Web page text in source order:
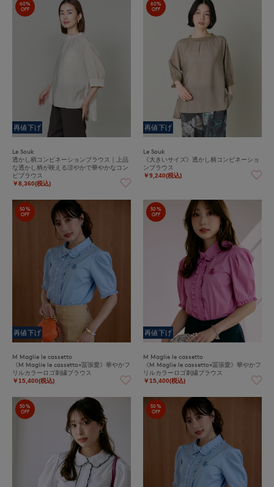
60%
OFF
再値下げ
Le Souk
透かし柄コンビネーションブラウス｜上品
な透かし柄が映える涼やかで華やかなコン
ビブラウス
￥8,360(税込)
60%
OFF
再値下げ
Le Souk
《大きいサイズ》透かし柄コンビネーショ
ンブラウス
￥9,240(税込)
50%
OFF
再値下げ
M Maglie le cassetto
《M Maglie le cassetto×冨張愛》華やかフ
リルカラーロゴ刺繍ブラウス
￥15,400(税込)
50%
OFF
再値下げ
M Maglie le cassetto
《M Maglie le cassetto×冨張愛》華やかフ
リルカラーロゴ刺繍ブラウス
￥15,400(税込)
50%
OFF
50%
OFF